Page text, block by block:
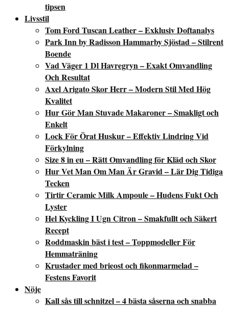
tipsen
Livsstil
Tom Ford Tuscan Leather – Exklusiv Doftanalys
Park Inn by Radisson Hammarby Sjöstad – Stilrent
Boende
Vad Väger 1 Dl Havregryn – Exakt Omvandling
Och Resultat
Axel Arigato Skor Herr – Modern Stil Med Hög
Kvalitet
Hur Gör Man Stuvade Makaroner – Smakligt och
Enkelt
Lock För Örat Huskur – Effektiv Lindring Vid
Förkylning
Size 8 in eu – Rätt Omvandling för Kläd och Skor
Hur Vet Man Om Man Är Gravid – Lär Dig Tidiga
Tecken
Tirtir Ceramic Milk Ampoule – Hudens Fukt Och
Lyster
Hel Kyckling I Ugn Citron – Smakfullt och Säkert
Recept
Roddmaskin bäst i test – Toppmodeller För
Hemmaträning
Krustader med brieost och fikonmarmelad –
Festens Favorit
Nöje
Kall sås till schnitzel – 4 bästa såserna och snabba